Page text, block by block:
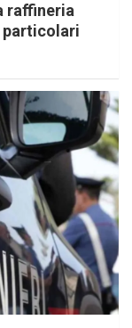
raffineria
particolari